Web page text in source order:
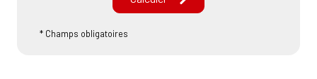
* Champs obligatoires